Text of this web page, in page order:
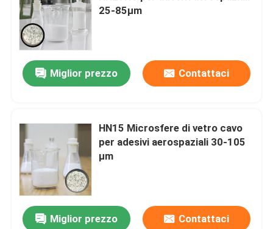
25-85µm
Miglior prezzo Contattaci
HN15 Microsfere di vetro cavo
per adesivi aerospaziali 30-105
μm
Miglior prezzo Contattaci